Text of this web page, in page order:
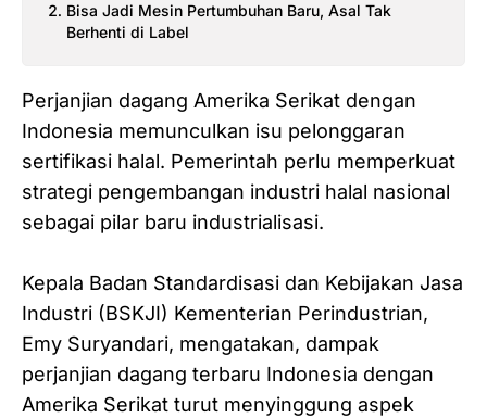
‎Bisa Jadi Mesin Pertumbuhan Baru, Asal Tak
Berhenti di Label
Perjanjian dagang Amerika Serikat dengan
Indonesia memunculkan isu pelonggaran
sertifikasi halal. ‎Pemerintah perlu memperkuat
strategi pengembangan industri halal nasional
sebagai pilar baru industrialisasi.
‎Kepala Badan Standardisasi dan Kebijakan Jasa
Industri (BSKJI) Kementerian Perindustrian,
Emy Suryandari, mengatakan, dampak
perjanjian dagang terbaru Indonesia dengan
Amerika Serikat turut menyinggung aspek